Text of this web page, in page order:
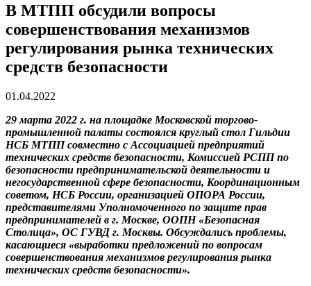
В МТПП обсудили вопросы
совершенствования механизмов
регулирования рынка технических
средств безопасности
01.04.2022
29 марта 2022 г. на площадке Московской торгово-
промышленной палаты состоялся круглый стол Гильдии
НСБ МТПП совместно с Ассоциацией предприятий
технических средств безопасности, Комиссией РСПП по
безопасности предпринимательской деятельности и
негосударственной сфере безопасности, Координационным
советом, НСБ России, организацией ОПОРА России,
представителями Уполномоченного по защите прав
предпринимателей в г. Москве, ООПН «Безопасная
Столица», ОС ГУВД г. Москвы. Обсуждались проблемы,
касающиеся «выработки предложений по вопросам
совершенствования механизмов регулирования рынка
технических средств безопасности».